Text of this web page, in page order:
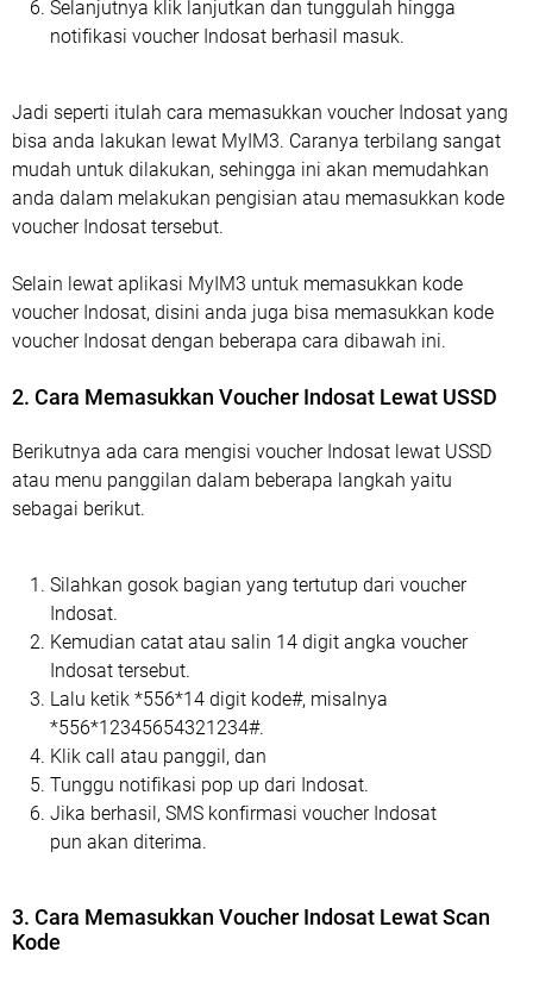
Selanjutnya klik lanjutkan dan tunggulah hingga
notifikasi voucher Indosat berhasil masuk.
Jadi seperti itulah cara memasukkan voucher Indosat yang
bisa anda lakukan lewat MyIM3. Caranya terbilang sangat
mudah untuk dilakukan, sehingga ini akan memudahkan
anda dalam melakukan pengisian atau memasukkan kode
voucher Indosat tersebut.
Selain lewat aplikasi MyIM3 untuk memasukkan kode
voucher Indosat, disini anda juga bisa memasukkan kode
voucher Indosat dengan beberapa cara dibawah ini.
2. Cara Memasukkan Voucher Indosat Lewat USSD
Berikutnya ada cara mengisi voucher Indosat lewat USSD
atau menu panggilan dalam beberapa langkah yaitu
sebagai berikut.
Silahkan gosok bagian yang tertutup dari voucher
Indosat.
Kemudian catat atau salin 14 digit angka voucher
Indosat tersebut.
Lalu ketik *556*14 digit kode#, misalnya
*556*12345654321234#.
Klik call atau panggil, dan
Tunggu notifikasi pop up dari Indosat.
Jika berhasil, SMS konfirmasi voucher Indosat
pun akan diterima.
3. Cara Memasukkan Voucher Indosat Lewat Scan
Kode